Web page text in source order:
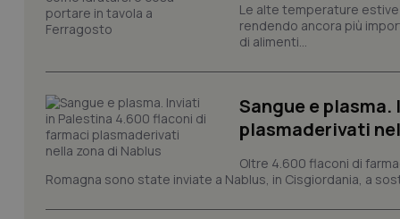
Le alte temperature
rendendo ancora più
di alimenti...
Sangue e
plasmaderivati
Oltre 4.600 flaconi di
Romagna sono state inviate a Nablus, in Cisgiordania, a
tracking-sites-
session-id
PHPSESSID